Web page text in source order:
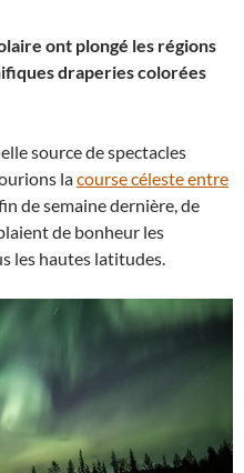
ont plongé les régions
draperies colorées
source de spectacles
lacourse céleste entre
de semaine dernière, de
de bonheur les
les hautes latitudes.